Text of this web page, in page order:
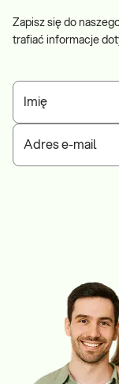
Zapisz się do
trafiać informacje
Imię
Adres e-mail